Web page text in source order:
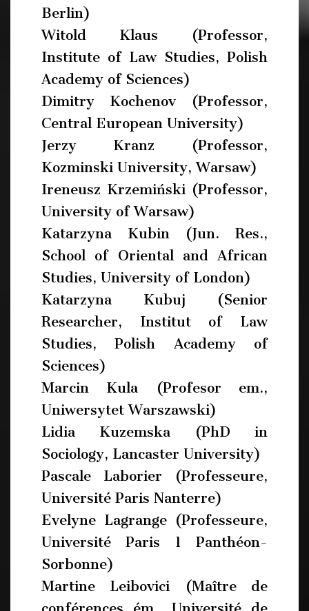
Berlin)
Witold Klaus (Professor,
Institute of Law Studies, Polish
Academy of Sciences)
Dimitry Kochenov (Professor,
Central European University)
Jerzy Kranz (Professor,
Kozminski University, Warsaw)
Ireneusz Krzemiński (Professor,
University of Warsaw)
Katarzyna Kubin (Jun. Res.,
School of Oriental and African
Studies, University of London)
Katarzyna Kubuj (Senior
Researcher, Institut of Law
Studies, Polish Academy of
Sciences)
Marcin Kula (Profesor em.,
Uniwersytet Warszawski)
Lidia Kuzemska (PhD in
Sociology, Lancaster University)
Pascale Laborier (Professeure,
Université Paris Nanterre)
Evelyne Lagrange (Professeure,
Université Paris 1 Panthéon-
Sorbonne)
Martine Leibovici (Maître de